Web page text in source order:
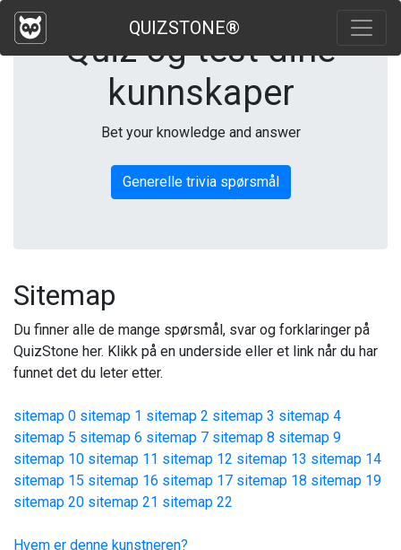
QUIZSTONE®
Quiz og test dine
kunnskaper
Bet your knowledge and answer
Generelle trivia spørsmål
Sitemap
Du finner alle de mange spørsmål, svar og forklaringer på
QuizStone her. Klikk på en underside eller et link når du har
funnet det du leter etter.
sitemap 0 sitemap 1 sitemap 2 sitemap 3 sitemap 4
sitemap 5 sitemap 6 sitemap 7 sitemap 8 sitemap 9
sitemap 10 sitemap 11 sitemap 12 sitemap 13 sitemap 14
sitemap 15 sitemap 16 sitemap 17 sitemap 18 sitemap 19
sitemap 20 sitemap 21 sitemap 22
Hvem er denne kunstneren?